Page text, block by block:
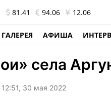
81.41 94.06 12.06
ГАЛЕРЕЯ АФИША
села
30 мая 2022